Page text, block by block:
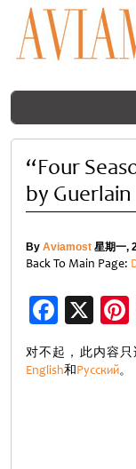
“Four
by Guerlain
By Aviamost 星期一,
Back To Main Page:
X
对不起，此内容只
English和Русский。